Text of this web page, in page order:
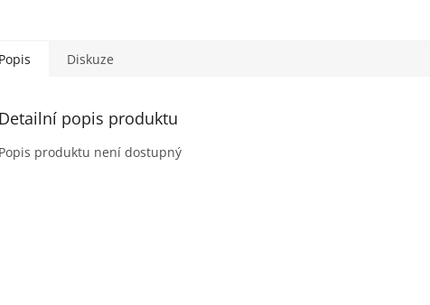
Popis Diskuze
Detailní popis produktu
Popis produktu není dostupný